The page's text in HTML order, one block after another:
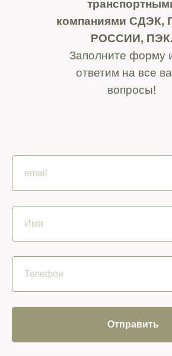
компаниями СДЭК,
РОССИИ, ПЭК.
Заполните форму
ответим на все
вопросы!
Отправить